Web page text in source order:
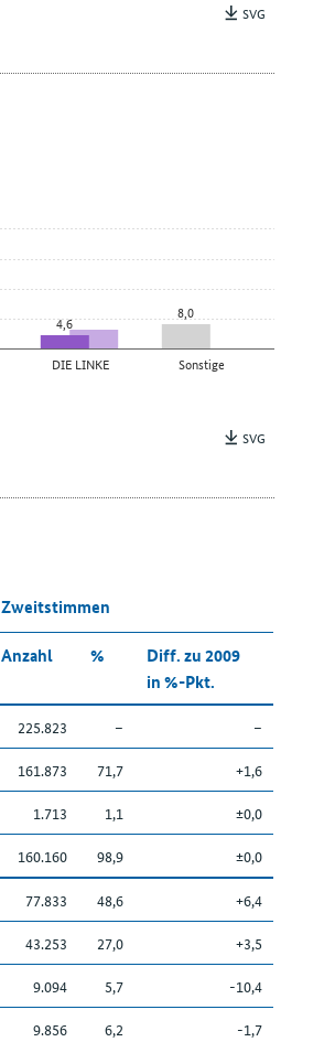
SVG
DIE LINKE Sonstige
4,6
8,0
SVG
Zweitstimmen
Anzahl %
Diff. zu 2009
in %-Pkt.
225.823 –
–
161.873 71,7
+1,6
1.713 1,1
±0,0
160.160 98,9
±0,0
77.833 48,6
+6,4
43.253 27,0
+3,5
9.094 5,7
-10,4
9.856 6,2
-1,7